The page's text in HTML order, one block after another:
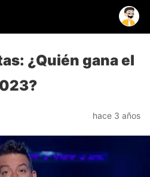
¿Quién gana el
hace 3 años